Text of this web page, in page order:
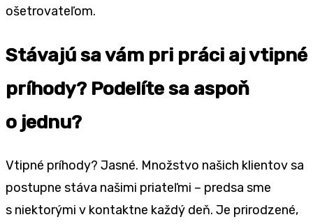
ošetrovateľom.
Stávajú sa vám pri práci aj vtipné
príhody? Podelíte sa aspoň
o jednu?
Vtipné príhody? Jasné. Množstvo našich klientov sa
postupne stáva našimi priateľmi – predsa sme
s niektorými v kontaktne každý deň. Je prirodzené,